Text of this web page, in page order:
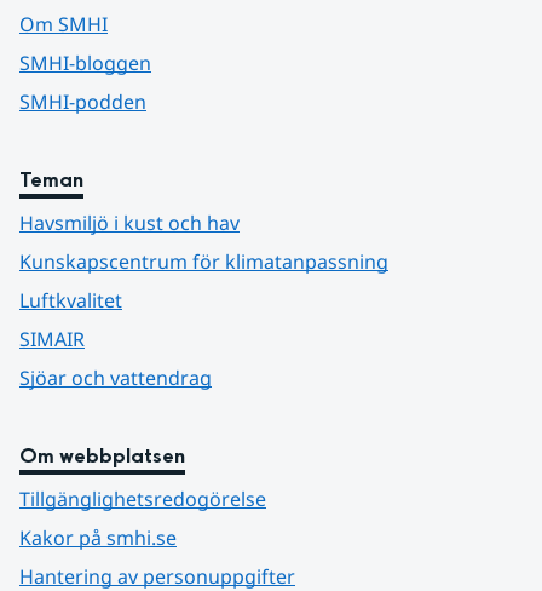
Om SMHI
SMHI-bloggen
SMHI-podden
Teman
Havsmiljö i kust och hav
Kunskapscentrum för klimatanpassning
Luftkvalitet
SIMAIR
Sjöar och vattendrag
Om webbplatsen
Tillgänglighetsredogörelse
Kakor på smhi.se
Hantering av personuppgifter